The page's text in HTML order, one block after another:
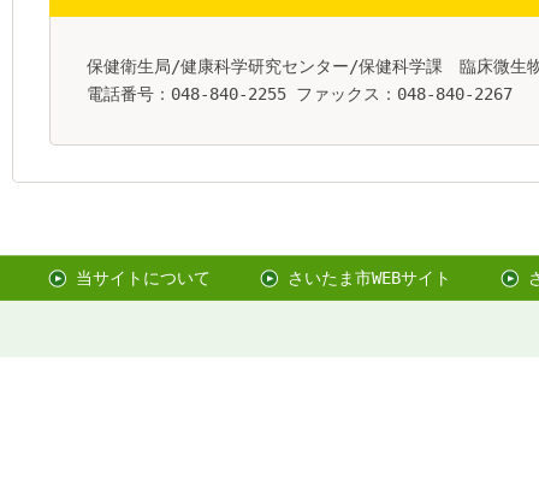
保健衛生局/健康科学研究センター/保健科学課 臨床微生
電話番号：048-840-2255 ファックス：048-840-2267
当サイトについて さいたま市WEBサイト